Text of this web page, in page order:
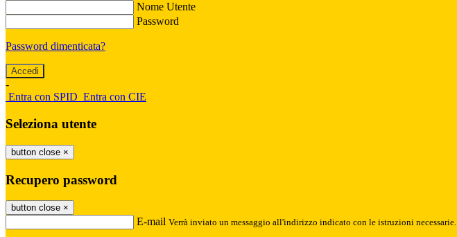
Nome Utente
Password
Password dimenticata?
-
Entra con SPID Entra con CIE
Seleziona utente
button close ×
Recupero password
button close ×
E-mail Verrà inviato un messaggio all'indirizzo indicato con le istruzioni necessarie.